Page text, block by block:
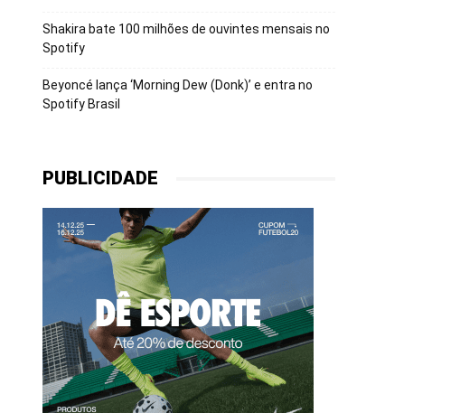
Shakira bate 100 milhões de ouvintes mensais no
Spotify
Beyoncé lança ‘Morning Dew (Donk)’ e entra no
Spotify Brasil
PUBLICIDADE